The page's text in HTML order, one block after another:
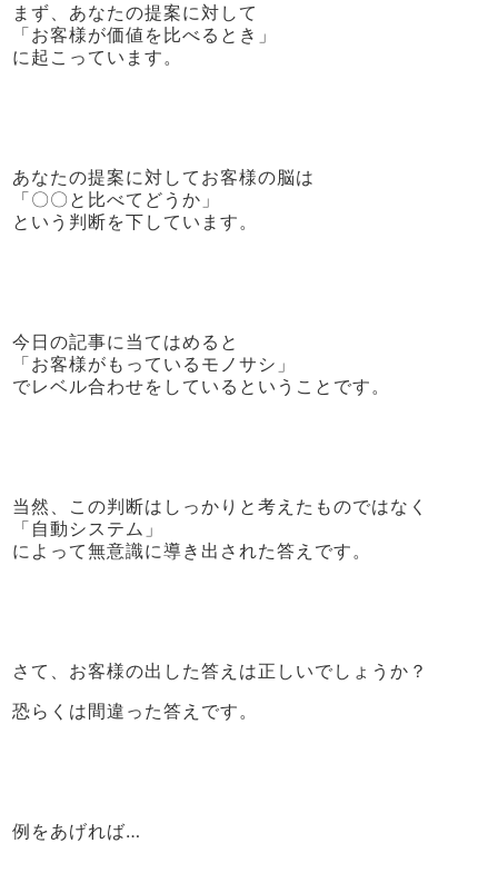
まず、あなたの提案に対して
「お客様が価値を比べるとき」
に起こっています。
あなたの提案に対してお客様の脳は
「〇〇と比べてどうか」
という判断を下しています。
今日の記事に当てはめると
「お客様がもっているモノサシ」
でレベル合わせをしているということです。
当然、この判断はしっかりと考えたものではなく
「自動システム」
によって無意識に導き出された答えです。
さて、お客様の出した答えは正しいでしょうか？
恐らくは間違った答えです。
例をあげれば…